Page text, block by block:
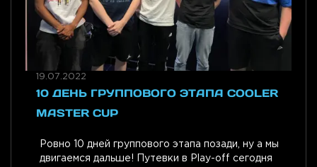
19.07.2022
10 ДЕНЬ ГРУППОВОГО ЭТАПА COOLER
MASTER CUP
Ровно 10 дней группового этапа позади, ну а мы
двигаемся дальше! Путевки в Play-off сегодня